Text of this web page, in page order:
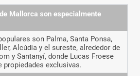
Mallorca son especialmente
son Palma, Santa Ponsa,
Alcúdia y el sureste, alrededor de
y Santanyí, donde Lucas Froese
propiedades exclusivas.